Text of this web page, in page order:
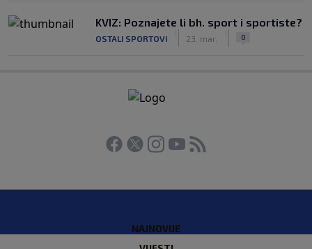
KVIZ: Poznajete li bh. sport i sportiste?
OSTALI SPORTOVI 23. mar. 0
NAJNOVIJE